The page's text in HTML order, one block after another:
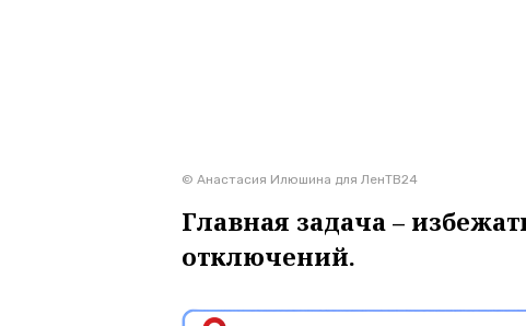
© Анастасия Илюшина для ЛенТВ24
Главная задача –
отключений.